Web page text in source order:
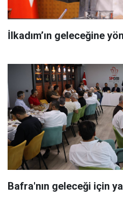
İlkadım’ın geleceğine
Bafra'nın geleceği için